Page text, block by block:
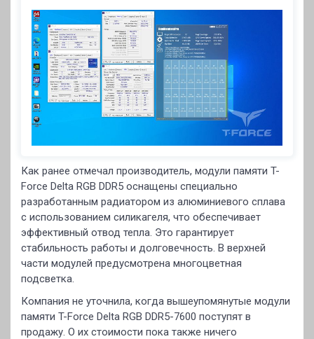
Как ранее отмечал производитель, модули памяти T-
Force Delta RGB DDR5 оснащены специально
разработанным радиатором из алюминиевого сплава
с использованием силикагеля, что обеспечивает
эффективный отвод тепла. Это гарантирует
стабильность работы и долговечность. В верхней
части модулей предусмотрена многоцветная
подсветка.
Компания не уточнила, когда вышеупомянутые модули
памяти T-Force Delta RGB DDR5-7600 поступят в
продажу. О их стоимости пока также ничего